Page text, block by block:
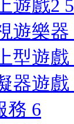
遊戲2 5
遊樂器
型遊戲
器遊戲
務 6